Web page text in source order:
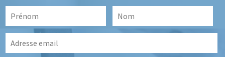
Prénom
*
Nom
*
Adresse
email